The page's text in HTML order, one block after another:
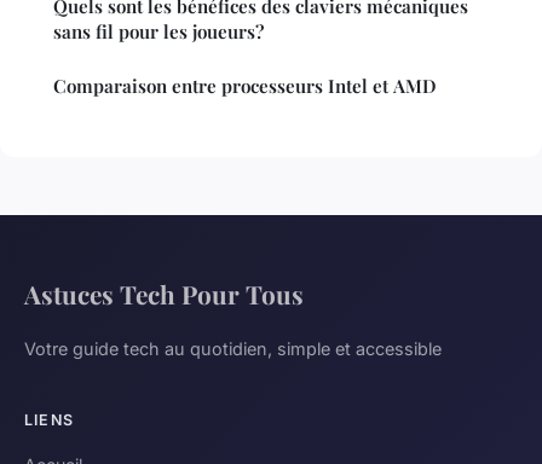
Quels sont les bénéfices des claviers mécaniques
sans fil pour les joueurs?
Comparaison entre processeurs Intel et AMD
Astuces Tech Pour Tous
Votre guide tech au quotidien, simple et accessible
LIENS